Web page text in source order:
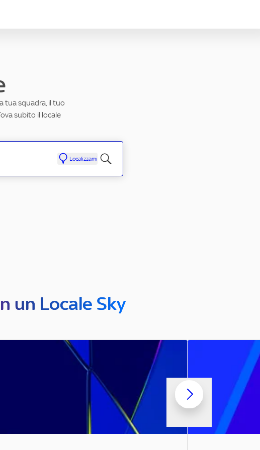
tua squadra, il tuo
subito il locale
Localizzami
un Locale Sky